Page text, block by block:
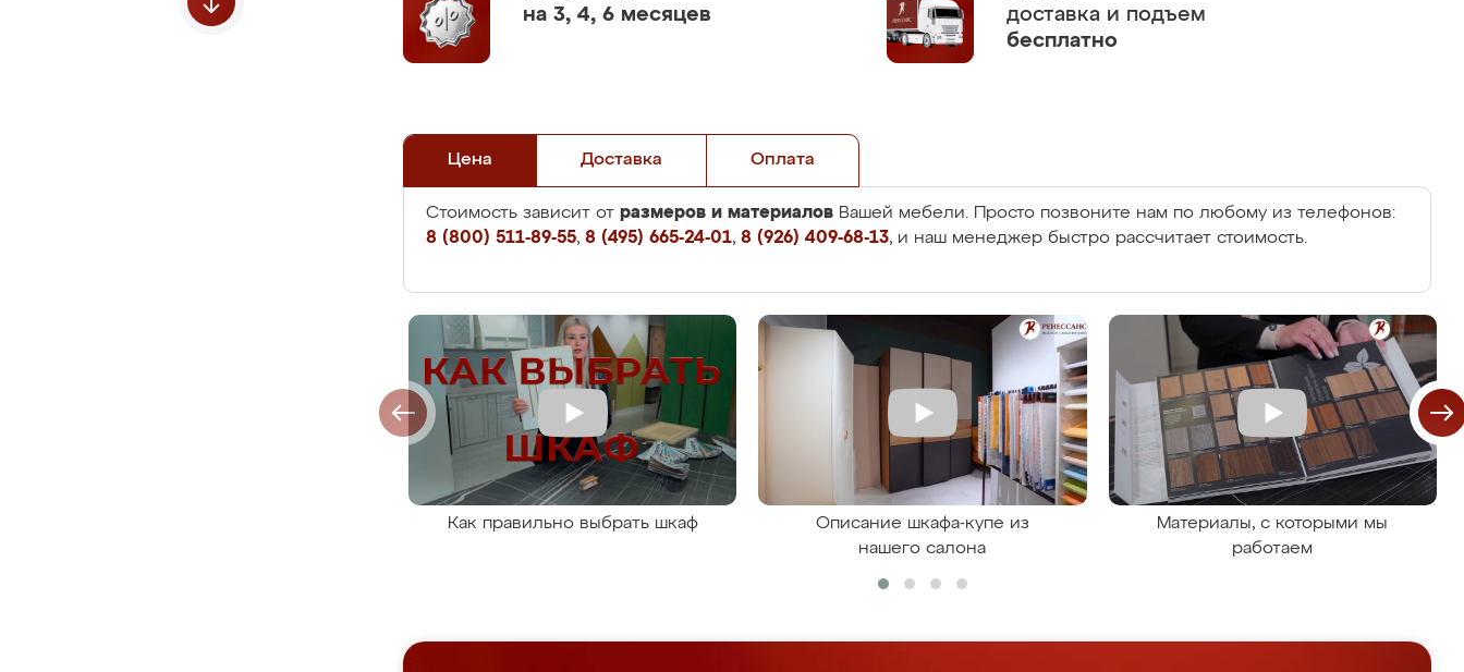
на 3, 4, 6 месяцев
доставка и подъем
бесплатно
Цена Доставка Оплата
Стоимость зависит от размеров и материалов Вашей мебели. Просто позвоните нам по любому из телефонов:
8 (800) 511-89-55, 8 (495) 665-24-01, 8 (926) 409-68-13, и наш менеджер быстро рассчитает стоимость.
Как правильно выбрать шкаф
Описание шкафа-купе из
нашего салона
Материалы, с которыми мы
работаем